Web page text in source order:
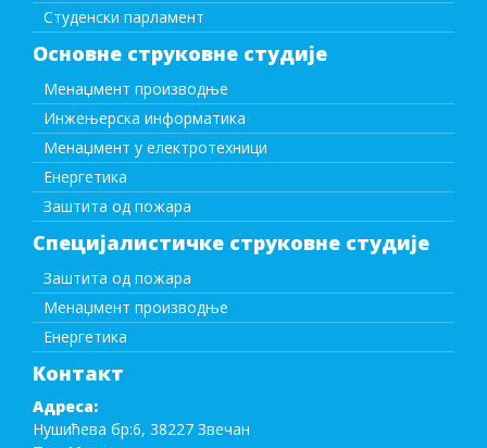
Студенски парламент
Основне струковне студије
Менаџмент производње
Инжењерска информатика
Менаџмент у електротехници
Енергетика
Заштита од пожара
Специјалистичке струковне студије
Заштита од пожара
Менаџмент производње
Енергетика
Контакт
Адреса:
Нушићева бр:6, 38227 Звечан